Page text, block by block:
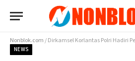
Nonblok.com/Dirkamsel Korlantas Polri Hadiri Pembukaan
NEWS